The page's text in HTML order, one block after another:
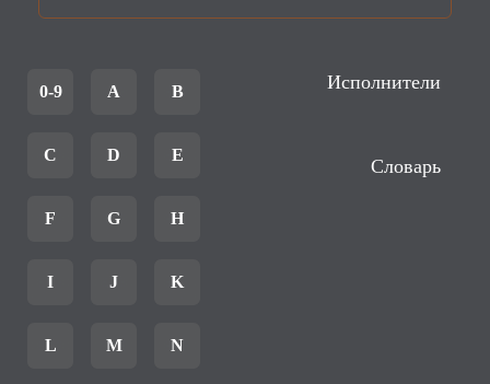
0-9 A B
C D E
F G H
I J K
L M N
Исполнители
Словарь